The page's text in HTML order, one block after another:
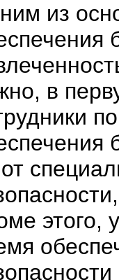
из
в
этого,